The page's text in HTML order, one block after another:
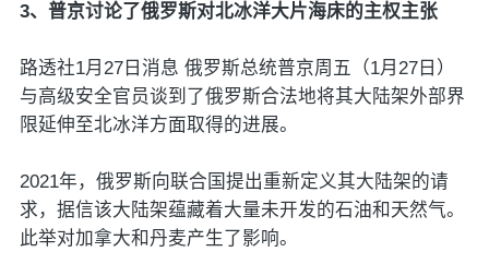
3、普京讨论了俄罗斯对北冰洋大片海床的主权主张
路透社1月27日消息 俄罗斯总统普京周五（1月27日）
与高级安全官员谈到了俄罗斯合法地将其大陆架外部界
限延伸至北冰洋方面取得的进展。
2021年，俄罗斯向联合国提出重新定义其大陆架的请
求，据信该大陆架蕴藏着大量未开发的石油和天然气。
此举对加拿大和丹麦产生了影响。